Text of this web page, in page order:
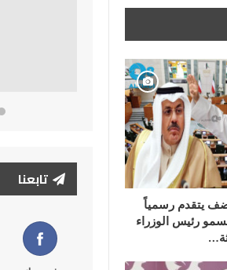
يتقدم رسمياً
رئيس الوزراء
تابعنا